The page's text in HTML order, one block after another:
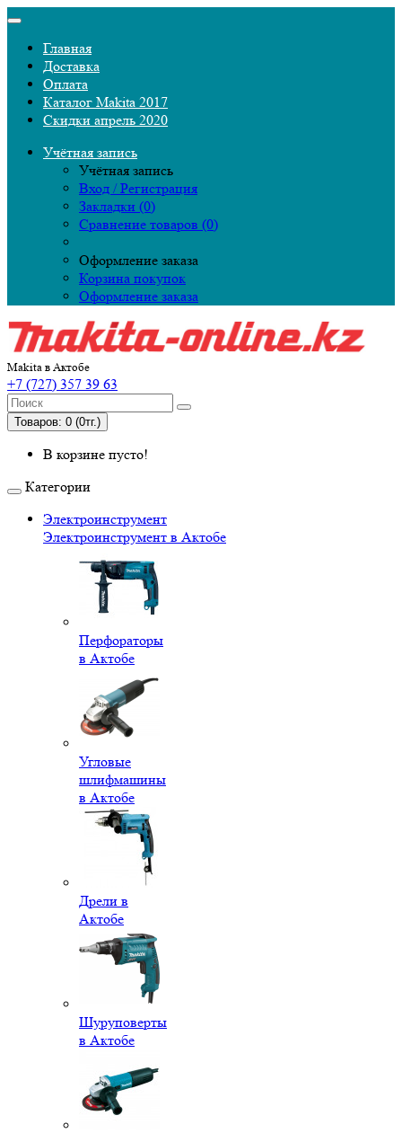
Главная
Доставка
Оплата
Каталог Makita 2017
Скидки апрель 2020
Учётная запись
Учётная запись
Вход / Регистрация
Закладки (0)
Сравнение товаров (0)
Оформление заказа
Корзина покупок
Оформление заказа
Makita в Актобе
+7 (727) 357 39 63
Товаров: 0 (0тг.)
В корзине пусто!
Категории
Электроинструмент
Электроинструмент в Актобе
Перфораторы
в Актобе
Угловые
шлифмашины
в Актобе
Дрели в
Актобе
Шуруповерты
в Актобе